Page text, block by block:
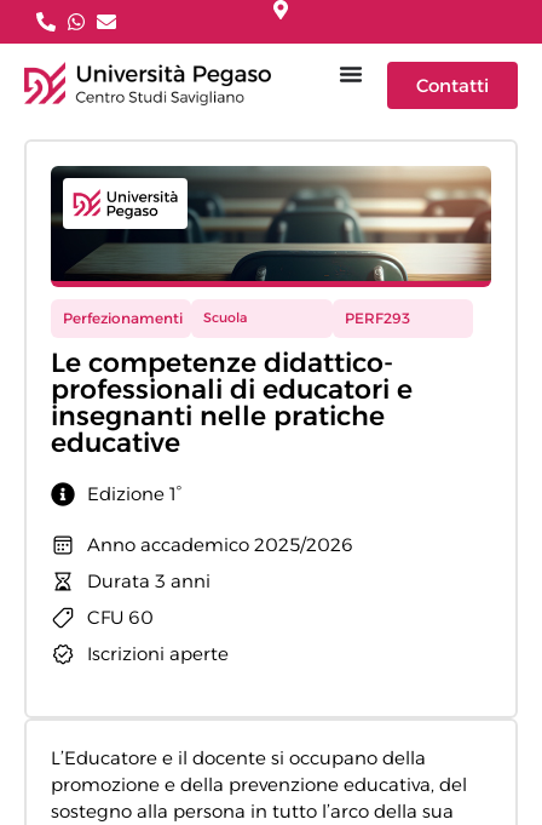
Contatti
L’Educatore e il docente si occupano della
promozione e della prevenzione educativa, del
sostegno alla persona in tutto l’arco della sua
Perfezionamenti Scuola PERF293
Le competenze didattico-
professionali di educatori e
insegnanti nelle pratiche
educative
Edizione 1°
Anno accademico 2025/2026
Durata 3 anni
CFU 60
Iscrizioni aperte